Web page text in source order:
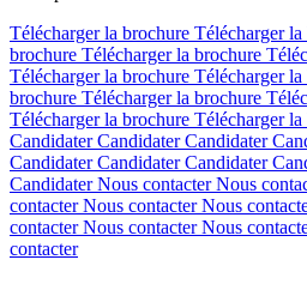
Télécharger la brochure Télécharger
brochure Télécharger la brochure
Télécharger la brochure Télécharger
brochure Télécharger la brochure
Télécharger la brochure Télécharger
CandidaterCandidaterCandidater
CandidaterCandidaterCandidater
CandidaterNous contacterNous
contacterNous contacterNous
contacterNous contacterNous
contacter